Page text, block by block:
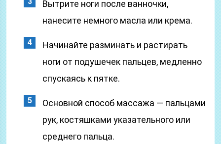
Вытрите ноги после ванночки,
нанесите немного масла или крема.
Начинайте разминать и растирать
ноги от подушечек пальцев, медленно
спускаясь к пятке.
Основной способ массажа — пальцами
рук, костяшками указательного или
среднего пальца.